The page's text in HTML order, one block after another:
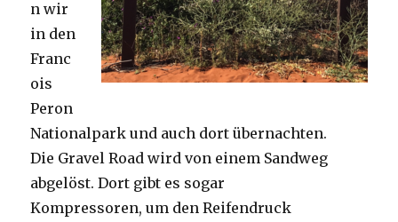
n wir
in den
Franc
ois
Peron
Nationalpark und auch dort übernachten.
Die Gravel Road wird von einem Sandweg
abgelöst. Dort gibt es sogar
Kompressoren, um den Reifendruck